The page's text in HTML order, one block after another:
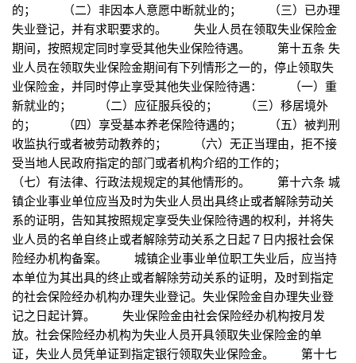
的； （二）非因本人意愿中断就业的； （三）已办理
失业登记，并有求职要求的。 失业人员在领取失业保险金
期间，按照规定同时享受其他失业保险待遇。 第十五条 失
业人员在领取失业保险金期间有下列情形之一的，停止领取失
业保险金，并同时停止享受其他失业保险待遇： （一）重
新就业的； （二）应征服兵役的； （三）移居境外
的； （四）享受基本养老保险待遇的； （五）被判刑
收监执行或者被劳动教养的； （六）无正当理由，拒不接
受当地人民政府指定的部门或者机构介绍的工作的；
（七）有法律、行政法规规定的其他情形的。 第十六条 城
镇企业事业单位应当及时为失业人员出具终止或者解除劳动关
系的证明，告知其按照规定享受失业保险待遇的权利，并将失
业人员的名单自终止或者解除劳动关系之日起７日内报社会保
险经办机构备案。 城镇企业事业单位职工失业后，应当持
本单位为其出具的终止或者解除劳动关系的证明，及时到指定
的社会保险经办机构办理失业登记。失业保险金自办理失业登
记之日起计算。 失业保险金由社会保险经办机构按月发
放。社会保险经办机构为失业人员开具领取失业保险金的单
证，失业人员凭单证到指定银行领取失业保险金。 第十七